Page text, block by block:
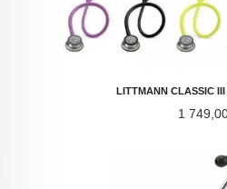
LITTMANN CLASSIC
Pris
1